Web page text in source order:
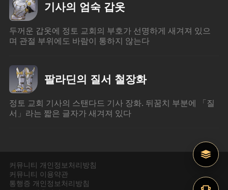
기사의 엄숙 갑옷
두꺼운 갑옷에 정토 교회의 부호가 선명하게 새겨져 있으
며 관절 부위에도 바람이 통하지 않는다
팔라딘의 질서 철장화
정토 교회 기사의 스탠다드 기사 장화. 뒤꿈치 부분에 「질
서」라는 짧은 글자가 새겨져 있다
커뮤니티 개인정보처리방침
커뮤니티 이용약관
통행증 개인정보처리방침